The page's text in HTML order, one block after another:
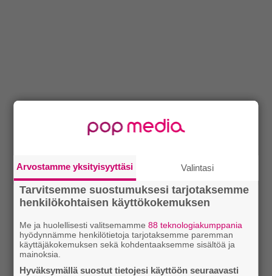
Arvostamme yksityisyyttäsi Valintasi
Tarvitsemme suostumuksesi tarjotaksemme
henkilökohtaisen käyttökokemuksen
Me ja huolellisesti valitsemamme88 teknologiakumppania
hyödynnämme henkilötietoja tarjotaksemme paremman
käyttäjäkokemuksen sekä kohdentaaksemme sisältöä ja
mainoksia.
Hyväksymällä suostut tietojesi käyttöön seuraavasti